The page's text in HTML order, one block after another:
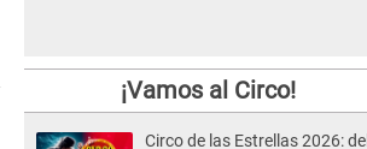
¡Vamos al Circo!
Circo de las Estrellas 2026: del